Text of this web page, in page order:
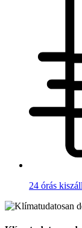
24 órás